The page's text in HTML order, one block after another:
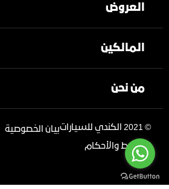
العروض
المالكين
من نحن
©2021 الكندي للسيارات
بيان الخصوصية
الشروط والأحكام